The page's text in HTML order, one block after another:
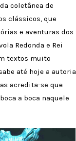
coletânea de
clássicos, que
e aventuras dos
Redonda e Rei
textos muito
até hoje a autoria
acredita-se que
a boca naquele